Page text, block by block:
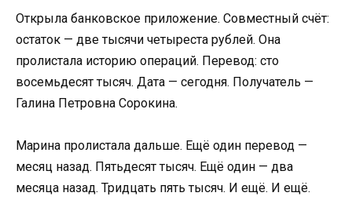
Открыла банковское приложение. Совместный счёт:
остаток — две тысячи четыреста рублей. Она
пролистала историю операций. Перевод: сто
восемьдесят тысяч. Дата — сегодня. Получатель —
Галина Петровна Сорокина.
Марина пролистала дальше. Ещё один перевод —
месяц назад. Пятьдесят тысяч. Ещё один — два
месяца назад. Тридцать пять тысяч. И ещё. И ещё.